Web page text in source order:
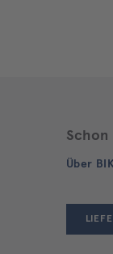
Schon
Über